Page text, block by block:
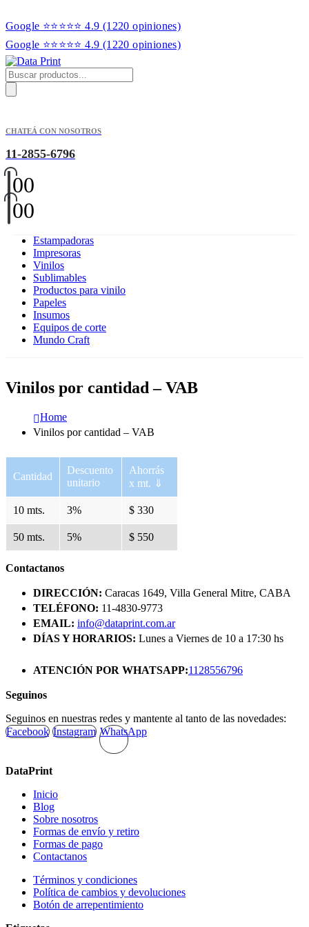
Google ⭐⭐⭐⭐⭐ 4.9 (1220 opiniones)
Google ⭐⭐⭐⭐⭐ 4.9 (1220 opiniones)
Products
search
CHATEÁ CON NOSOTROS
11-2855-6796
00
00
Estampadoras
Impresoras
Vinilos
Sublimables
Productos para vinilo
Papeles
Insumos
Equipos de corte
Mundo Craft
Vinilos por cantidad – VAB
Home
Vinilos por cantidad – VAB
Cantidad
Descuento
unitario
Ahorrás
x mt. ⇓
10 mts. 3% $ 330
50 mts. 5% $ 550
Contactanos
DIRECCIÓN: Caracas 1649, Villa General Mitre, CABA
TELÉFONO: 11-4830-9773
EMAIL: info@dataprint.com.ar
DÍAS Y HORARIOS: Lunes a Viernes de 10 a 17:30 hs
ATENCIÓN POR WHATSAPP:1128556796
Seguinos
Seguinos en nuestras redes y mantente al tanto de las novedades:
Facebook Instagram WhatsApp
DataPrint
Inicio
Blog
Sobre nosotros
Formas de envío y retiro
Formas de pago
Contactanos
Términos y condiciones
Política de cambios y devoluciones
Botón de arrepentimiento